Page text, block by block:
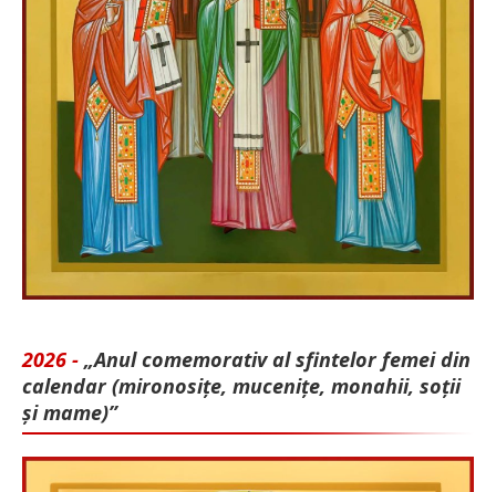
2026 - „Anul comemorativ al sfintelor femei din
calendar (mironosițe, mu­cenițe, monahii, soții
și mame)”